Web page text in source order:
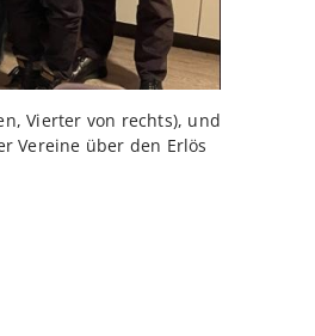
Vierter von rechts), und
Vereine über den Erlös